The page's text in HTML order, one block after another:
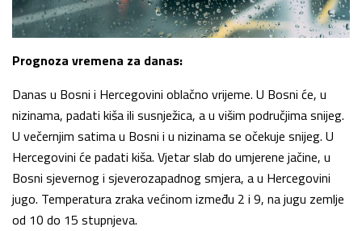
Prognoza vremena za danas:
Danas u Bosni i Hercegovini oblačno vrijeme. U Bosni će, u
nizinama, padati kiša ili susnježica, a u višim područjima snijeg.
U večernjim satima u Bosni i u nizinama se očekuje snijeg. U
Hercegovini će padati kiša. Vjetar slab do umjerene jačine, u
Bosni sjevernog i sjeverozapadnog smjera, a u Hercegovini
jugo. Temperatura zraka većinom između 2 i 9, na jugu zemlje
od 10 do 15 stupnjeva.